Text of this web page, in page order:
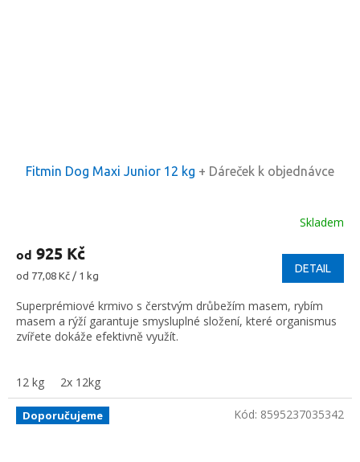
Fitmin Dog Maxi Junior 12 kg + Dáreček k objednávce
produktu
z
5
hvězdiček.
Skladem
od 925 Kč
Měrná
od 77,08 Kč / 1 kg
DETAIL
Superprémiové krmivo s čerstvým drůbežím masem, rybím
masem a rýží garantuje smysluplné složení, které organismus
zvířete dokáže efektivně využít.
12 kg 2x 12kg
Doporučujeme Kód: 8595237035342